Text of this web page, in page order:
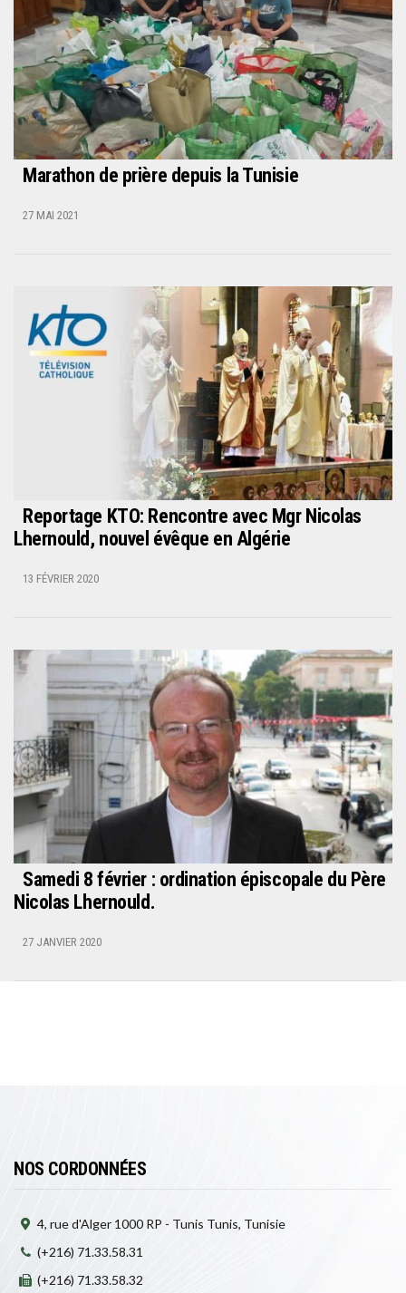
Marathon de prière depuis la Tunisie
27 MAI 2021
Reportage KTO: Rencontre avec Mgr Nicolas
Lhernould, nouvel évêque en Algérie
13 FÉVRIER 2020
Samedi 8 février : ordination épiscopale du Père
Nicolas Lhernould.
27 JANVIER 2020
NOS CORDONNÉES
4, rue d'Alger 1000 RP - Tunis Tunis, Tunisie
(+216) 71.33.58.31
(+216) 71.33.58.32